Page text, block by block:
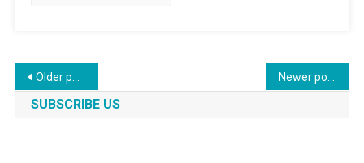
Posts
navigation
Older posts
SUBSCRIBE US